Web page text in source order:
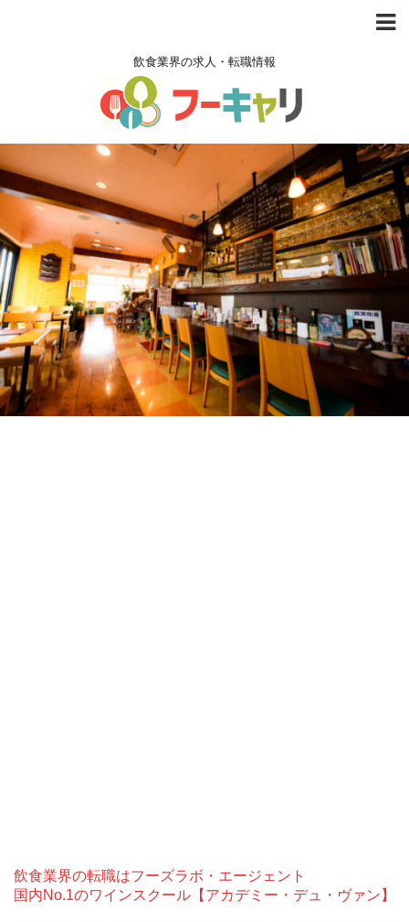
飲食業界の求人・転職情報
飲食業界の転職はフーズラボ・エージェント
国内No.1のワインスクール【アカデミー・デュ・ヴァン】